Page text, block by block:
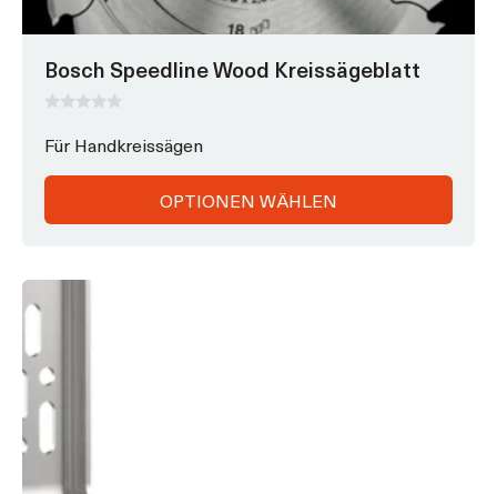
Bosch Speedline Wood Kreissägeblatt
v
o
5
Für Handkreissägen
OPTIONEN WÄHLEN
können
auf
der
Produktseite
werden